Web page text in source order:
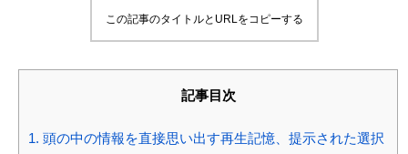
この記事のタイトルとURLをコピーする
記事目次
1. 頭の中の情報を直接思い出す再生記憶、提示された選択